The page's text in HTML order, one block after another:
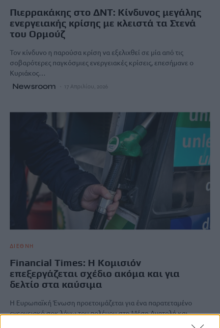
Πιερρακάκης στο ΔΝΤ: Κίνδυνος μεγάλης
ενεργειακής κρίσης με κλειστά τα Στενά
του Ορμούζ
Τον κίνδυνο η παρούσα κρίση να εξελιχθεί σε μία από τις
σοβαρότερες παγκόσμιες ενεργειακές κρίσεις, επεσήμανε ο
Κυριάκος…
Newsroom 17 Απριλίου, 2026
ΔΙΕΘΝΗ
Financial Times: Η Κομισιόν
επεξεργάζεται σχέδιο ακόμα και για
δελτίο στα καύσιμα
Η Ευρωπαϊκή Ένωση προετοιμάζεται για ένα παρατεταμένο
ενεργειακό σοκ λόγω του πολέμου στη Μέση Ανατολή και